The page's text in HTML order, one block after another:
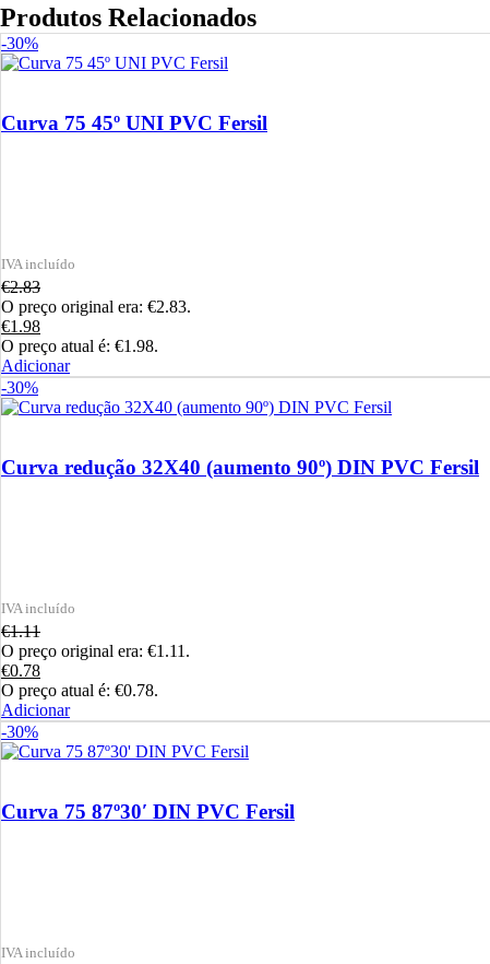
Produtos Relacionados
-30%
Curva 75 45º UNI PVC Fersil
€2.83
O preço original era: €2.83.
€1.98
O preço atual é: €1.98.
Adicionar
-30%
Curva redução 32X40 (aumento 90º) DIN PVC Fersil
€1.11
O preço original era: €1.11.
€0.78
O preço atual é: €0.78.
Adicionar
-30%
Curva 75 87º30′ DIN PVC Fersil